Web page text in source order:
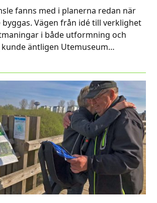
fanns med i planerna redan när
Vägen från idé till verklighet
i både utformning och
äntligen Utemuseum…